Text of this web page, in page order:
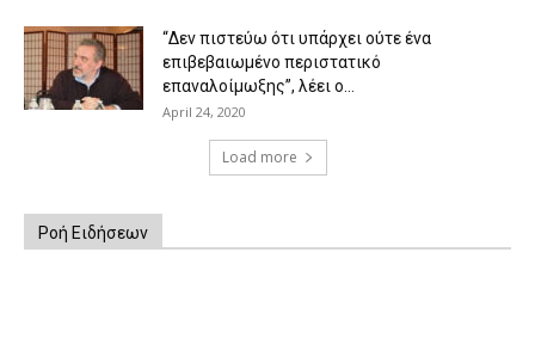
“Δεν πιστεύω ότι υπάρχει ούτε ένα
επιβεβαιωμένο περιστατικό
επαναλοίμωξης”, λέει ο...
April 24, 2020
Load more
Ροή Ειδήσεων